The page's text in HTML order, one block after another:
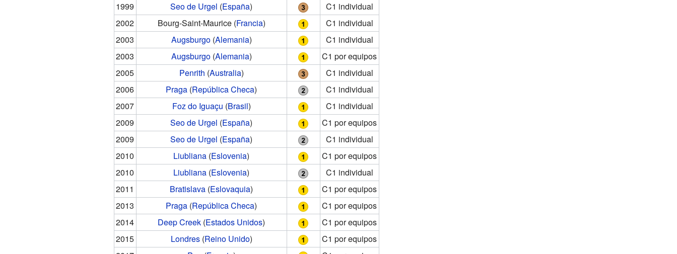
1999
Seo de Urgel (España)
C1 individual
2002
Bourg-Saint-Maurice (Francia)
C1 individual
2003
Augsburgo (Alemania)
C1 individual
2003
Augsburgo (Alemania)
C1 por equipos
2005
Penrith (Australia)
C1 individual
2006
Praga (República Checa)
C1 individual
2007
Foz do Iguaçu (Brasil)
C1 individual
2009
Seo de Urgel (España)
C1 por equipos
2009
Seo de Urgel (España)
C1 individual
2010
Liubliana (Eslovenia)
C1 por equipos
2010
Liubliana (Eslovenia)
C1 individual
2011
Bratislava (Eslovaquia)
C1 por equipos
2013
Praga (República Checa)
C1 por equipos
2014
Deep Creek (Estados Unidos)
C1 por equipos
2015
Londres (Reino Unido)
C1 por equipos